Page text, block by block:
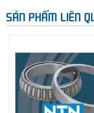
SẢN PHẨM LIÊN